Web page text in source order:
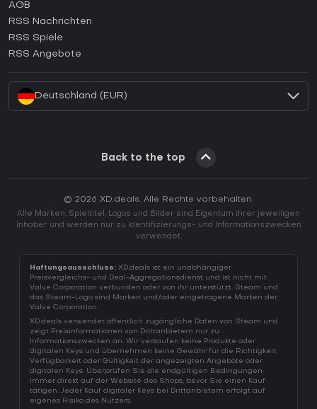
Wie aktiviert man einen GOG CD Key?
Wie aktiviert man einen Ubisoft Connect CD Key?
AGB
RSS Nachrichten
RSS Spiele
RSS Angebote
Deutschland (EUR)
Back to the top
© 2026 XD.deals. Alle Rechte vorbehalten.
Alle Marken, Spieltitel, Logos und Bilder sind Eigentum ihrer jeweiligen
Inhaber und werden nur zu Identifizierungs- und Informationszwecken
verwendet.
Haftungsausschluss: XD.deals ist ein unabhängiger
Preisvergleichs- und Deal-Aggregationsdienst und ist nicht mit
Valve Corporation verbunden oder von ihr unterstützt. Steam und
das Steam-Logo sind Marken und/oder eingetragene Marken der
Valve Corporation.
XD.deals verwendet öffentlich zugängliche Daten von Steam und
zeigt Preisinformationen von Drittanbietern nur zu
Informationszwecken an. Wir verkaufen keine Produkte oder
digitalen Keys und übernehmen keine Gewähr für die Richtigkeit,
Verfügbarkeit oder Gültigkeit der angezeigten Angebote oder
digitalen Keys. Überprüfen Sie die endgültigen Bedingungen
immer direkt auf der Website des Shops, bevor Sie einen Kauf
tätigen. Jeder Kauf digitaler Keys bei Drittanbietern erfolgt auf
eigenes Risiko des Nutzers.